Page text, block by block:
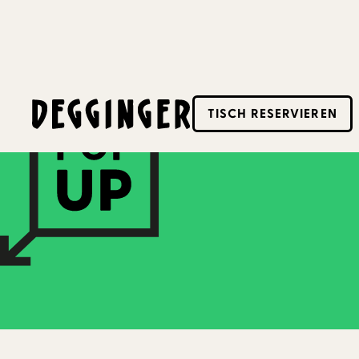
Dieses Event hat schon stattgefunden! Schaue
TISCH RESERVIEREN
18.3.2024- 23.3.2024